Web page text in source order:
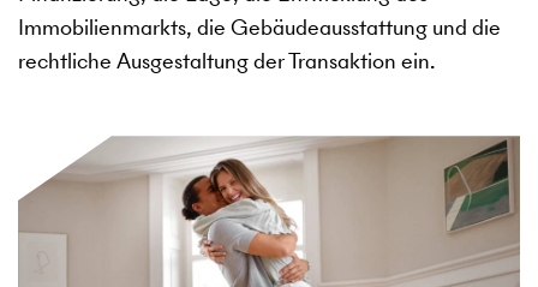
Immobilienmarkts, die Gebäudeausstattung und die
rechtliche Ausgestaltung der Transaktion ein.